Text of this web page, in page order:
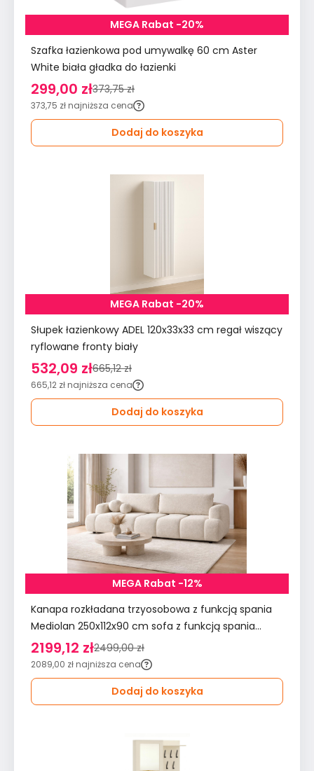
MEGA Rabat -20%
Szafka łazienkowa pod umywalkę 60 cm Aster
White biała gładka do łazienki
299,00 zł373,75 zł
373,75 zł najniższa cena
Dodaj do koszyka
MEGA Rabat -20%
Słupek łazienkowy ADEL 120x33x33 cm regał wiszący
ryflowane fronty biały
532,09 zł665,12 zł
665,12 zł najniższa cena
Dodaj do koszyka
MEGA Rabat -12%
Kanapa rozkładana trzyosobowa z funkcją spania
Mediolan 250x112x90 cm sofa z funkcją spania
tkanina LOOP kremowa
2199,12 zł2499,00 zł
2089,00 zł najniższa cena
Dodaj do koszyka